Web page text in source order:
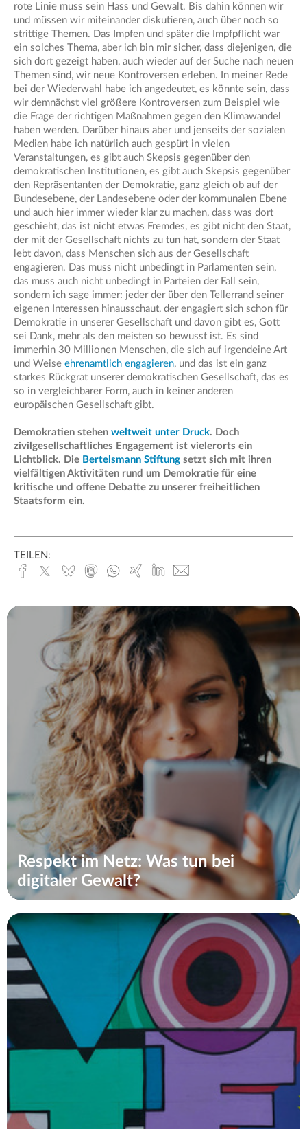
rote Linie muss sein Hass und Gewalt. Bis dahin können wir
und müssen wir miteinander diskutieren, auch über noch so
strittige Themen. Das Impfen und später die Impfpflicht war
ein solches Thema, aber ich bin mir sicher, dass diejenigen, die
sich dort gezeigt haben, auch wieder auf der Suche nach neuen
Themen sind, wir neue Kontroversen erleben. In meiner Rede
bei der Wiederwahl habe ich angedeutet, es könnte sein, dass
wir demnächst viel größere Kontroversen zum Beispiel wie
die Frage der richtigen Maßnahmen gegen den Klimawandel
haben werden. Darüber hinaus aber und jenseits der sozialen
Medien habe ich natürlich auch gespürt in vielen
Veranstaltungen, es gibt auch Skepsis gegenüber den
demokratischen Institutionen, es gibt auch Skepsis gegenüber
den Repräsentanten der Demokratie, ganz gleich ob auf der
Bundesebene, der Landesebene oder der kommunalen Ebene
und auch hier immer wieder klar zu machen, dass was dort
geschieht, das ist nicht etwas Fremdes, es gibt nicht den Staat,
der mit der Gesellschaft nichts zu tun hat, sondern der Staat
lebt davon, dass Menschen sich aus der Gesellschaft
engagieren. Das muss nicht unbedingt in Parlamenten sein,
das muss auch nicht unbedingt in Parteien der Fall sein,
sondern ich sage immer: jeder der über den Tellerrand seiner
eigenen Interessen hinausschaut, der engagiert sich schon für
Demokratie in unserer Gesellschaft und davon gibt es, Gott
sei Dank, mehr als den meisten so bewusst ist. Es sind
immerhin 30 Millionen Menschen, die sich auf irgendeine Art
und Weise ehrenamtlich engagieren, und das ist ein ganz
starkes Rückgrat unserer demokratischen Gesellschaft, das es
so in vergleichbarer Form, auch in keiner anderen
europäischen Gesellschaft gibt.
Demokratien stehen weltweit unter Druck. Doch
zivilgesellschaftliches Engagement ist vielerorts ein
Lichtblick. Die Bertelsmann Stiftung setzt sich mit ihren
vielfältigen Aktivitäten rund um Demokratie für eine
kritische und offene Debatte zu unserer freiheitlichen
Staatsform ein.
TEILEN:
Facebook
x.com BlueskyMastodonWhatsapp
Xing
Linked
Respekt im Netz: Was tun bei
digitaler Gewalt?